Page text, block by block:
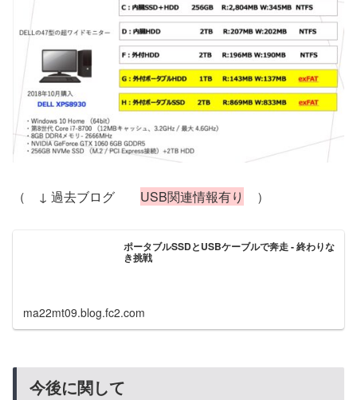
（ ↓ 過去ブログ USB関連情報有り ）
ポータブルSSDとUSBケーブルで奔走 - 終わりな
き挑戦
ma22mt09.blog.fc2.com
今後に関して